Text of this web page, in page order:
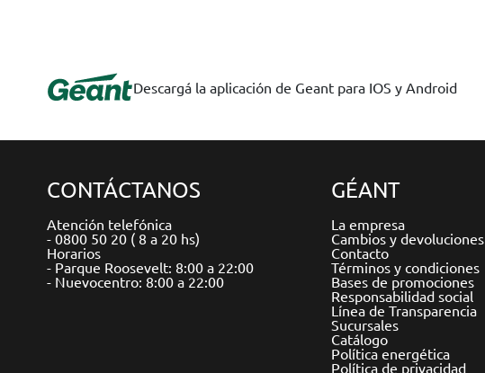
Descargá la aplicación de Geant para IOS y Android
CONTÁCTANOS
Atención telefónica
- 0800 50 20 ( 8 a 20 hs)
Horarios
- Parque Roosevelt: 8:00 a 22:00
- Nuevocentro: 8:00 a 22:00
GÉANT
La empresa
Cambios y devoluciones
Contacto
Términos y condiciones
Bases de promociones
Responsabilidad social
Línea de Transparencia
Sucursales
Catálogo
Política energética
Política de privacidad